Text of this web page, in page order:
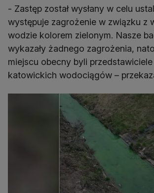
- Zastęp został wysłany w celu
występuje zagrożenie w związku z
wodzie kolorem zielonym. Nasze
wykazały żadnego zagrożenia,
miejscu obecny byli
katowickich wodociągów –